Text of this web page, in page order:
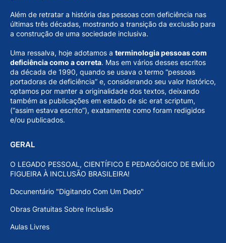
Além de retratar a história das pessoas com deficiência nas
últimas três décadas, mostrando a transição da exclusão para
a construção de uma sociedade inclusiva.
Uma ressalva, hoje adotamos a terminologia pessoas com
deficiência como a correta. Mas em vários desses escritos
da década de 1990, quando se usava o termo “pessoas
portadoras de deficiência” e, considerando seu valor histórico,
optamos por manter a originalidade dos textos, deixando
também as publicações em estado de sic erat scriptum,
(“assim estava escrito”), exatamente como foram redigidos
e/ou publicados.
GERAL
O LEGADO PESSOAL, CIENTÍFICO E PEDAGÓGICO DE EMÍLIO
FIGUEIRA À INCLUSÃO BRASILEIRA!
Docunentário "Digitando Com Um Dedo"
Obras Gratuitas Sobre Inclusão
Aulas Livres